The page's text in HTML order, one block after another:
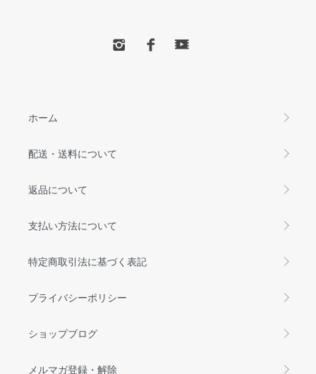
ホーム
配送・送料について
返品について
支払い方法について
特定商取引法に基づく表記
プライバシーポリシー
ショップブログ
メルマガ登録・解除